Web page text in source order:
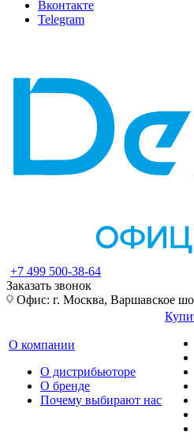
Вконтакте
Telegram
+7 499 500-38-64
Заказать звонок
Офис: г. Москва, Варшавское
О компании
О дистрибьюторе
О бренде
Почему выбирают нас